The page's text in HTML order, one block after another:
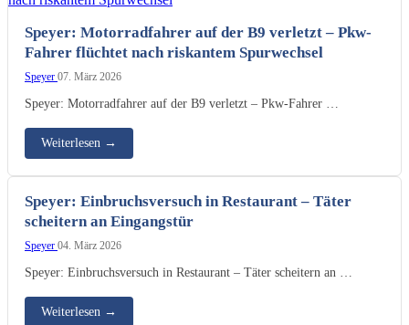
Speyer: Motorradfahrer auf der B9 verletzt – Pkw-
Fahrer flüchtet nach riskantem Spurwechsel
Speyer 07. März 2026
Speyer: Motorradfahrer auf der B9 verletzt – Pkw-Fahrer …
Weiterlesen →
Speyer: Einbruchsversuch in Restaurant – Täter
scheitern an Eingangstür
Speyer 04. März 2026
Speyer: Einbruchsversuch in Restaurant – Täter scheitern an …
Weiterlesen →